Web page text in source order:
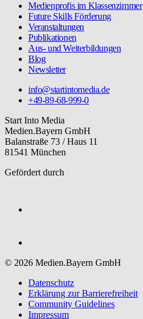
Medienprofis im Klassenzimmer
Future Skills Förderung
Veranstaltungen
Publikationen
Aus- und Weiterbildungen
Blog
Newsletter
info@startintomedia.de
+49-89-68-999-0
Start Into Media
Medien.Bayern GmbH
Balanstraße 73 / Haus 11
81541 München
Gefördert durch
© 2026 Medien.Bayern GmbH
Datenschutz
Erklärung zur Barriere­freiheit
Community Guidelines
Impressum